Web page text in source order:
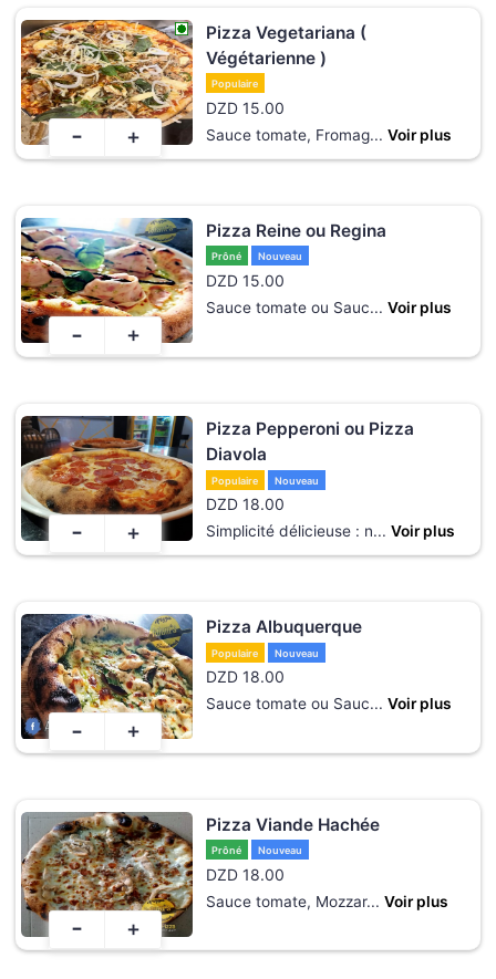
Pizza Vegetariana (
Végétarienne )
Populaire
DZD 15.00
Sauce tomate, Fromag... Voir plus
- +
Pizza Reine ou Regina
Prôné Nouveau
DZD 15.00
Sauce tomate ou Sauc... Voir plus
- +
Pizza Pepperoni ou Pizza
Diavola
Populaire Nouveau
DZD 18.00
Simplicité délicieuse : n... Voir plus
- +
Pizza Albuquerque
Populaire Nouveau
DZD 18.00
Sauce tomate ou Sauc... Voir plus
- +
Pizza Viande Hachée
Prôné Nouveau
DZD 18.00
Sauce tomate, Mozzar... Voir plus
- +